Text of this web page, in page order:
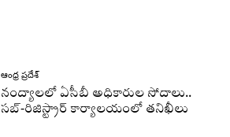
ఆంధ్ర ప్రదేశ్
నంద్యాలలో ఏసీబీ అధికారుల సోదాలు..
సబ్-రిజిస్ట్రార్ కార్యాలయంలో తనిఖీలు